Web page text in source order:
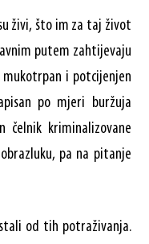
živi, što im za taj život
putem zahtijevaju
i potcijenjen
po mjeri buržuja
čelnik kriminalizovane
pa na pitanje
od tih potraživanja.